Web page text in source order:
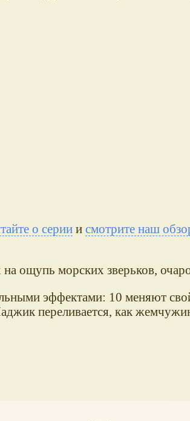
о сериии смотрите наш
ощупь морских зверьков,
эффектами: 10 меняют
переливается, как